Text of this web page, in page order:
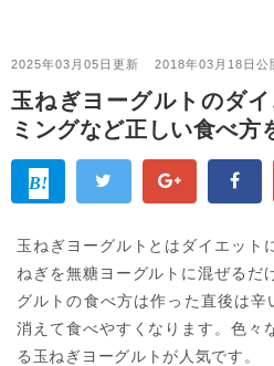
2025年03月05日更新 2018年03月18日公
玉ねぎヨーグルトのダ
ミングなど正しい食べ方
玉ねぎヨーグルトとはダイエット
ねぎを無糖ヨーグルトに混ぜるだ
グルトの食べ方は作った直後は
消えて食べやすくなります。色々
る玉ねぎヨーグルトが人気です。